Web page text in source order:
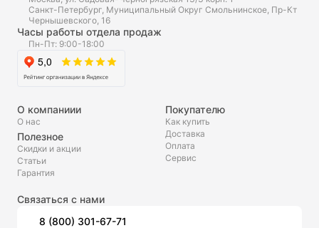
Санкт-Петербург, Муниципальный Округ Смольнинское, Пр-Кт
Чернышевского, 16
Часы работы отдела продаж
Пн-Пт: 9:00-18:00
О компаниии
О нас
Полезное
Скидки и акции
Статьи
Гарантия
Покупателю
Как купить
Доставка
Оплата
Сервис
Связаться с нами
8 (800) 301-67-71